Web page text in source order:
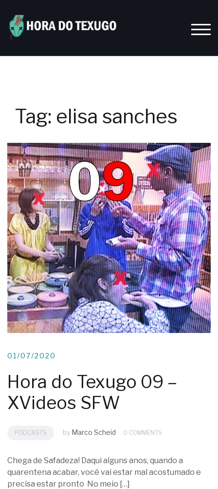
content
Tag: elisa sanches
01/07/2020
Hora do Texugo 09 –
XVideos SFW
PODCASTS by Marco Scheid 0 COMMENTS
Chega de Safadeza! Daqui alguns anos, quando a
quarentena acabar, você vai estar mal acostumado e
precisa estar pronto No meio […]